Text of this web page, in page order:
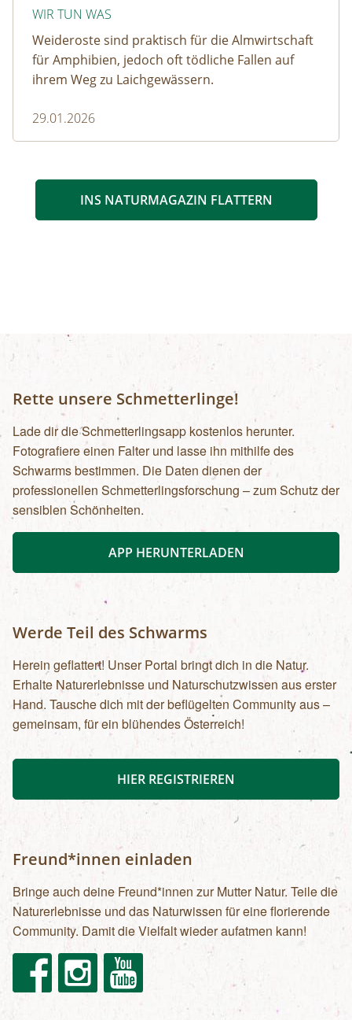
WIR TUN WAS
Weideroste sind praktisch für die Almwirtschaft
für Amphibien, jedoch oft tödliche Fallen auf
ihrem Weg zu Laichgewässern.
29.01.2026
INS NATURMAGAZIN FLATTERN
Rette unsere Schmetterlinge!
Lade dir die Schmetterlingsapp kostenlos herunter.
Fotografiere einen Falter und lasse ihn mithilfe des
Schwarms bestimmen. Die Daten dienen der
professionellen Schmetterlingsforschung – zum Schutz der
sensiblen Schönheiten.
APP HERUNTERLADEN
Werde Teil des Schwarms
Herein geflattert! Unser Portal bringt dich in die Natur.
Erhalte Naturerlebnisse und Naturschutzwissen aus erster
Hand. Tausche dich mit der beflügelten Community aus –
gemeinsam, für ein blühendes Österreich!
HIER REGISTRIEREN
Freund*innen einladen
Bringe auch deine Freund*innen zur Mutter Natur. Teile die
Naturerlebnisse und das Naturwissen für eine florierende
Community. Damit die Vielfalt wieder aufatmen kann!
FacebookInstagram Youtube